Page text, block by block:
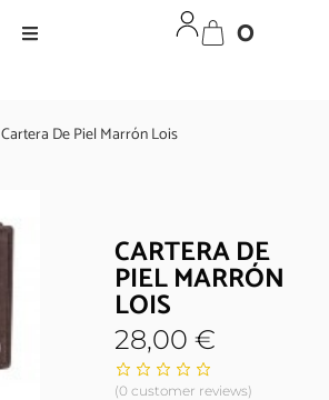
0
Cartera De Piel Marrón Lois
CARTERA DE
PIEL MARRÓN
LOIS
28,00€
(0 customer reviews)